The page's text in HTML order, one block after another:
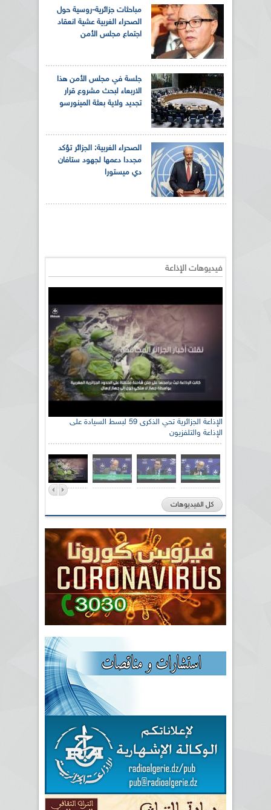
مباحثات جزائرية-روسية حول
الصحراء الغربية عشية انعقاد
اجتماع مجلس الأمن
جلسة في مجلس الأمن هذا
الاربعاء لبحث مشروع قرار
تجديد ولاية بعثة المينورسو
الصحراء الغربية: الجزائر تؤكد
مجددا دعمها لجهود ستافان
دي ميستورا
فيديوهات الإذاعة
الإذاعة الجزائرية تحي الذكرى 59 لبسط السيادة على
الإذاعة والتلفزيون
كل الفيديوهات